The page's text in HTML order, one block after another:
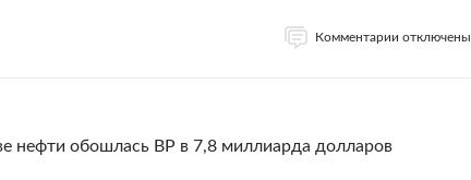
Комментарии отключены
нефти обошлась BP в 7,8 миллиарда долларов